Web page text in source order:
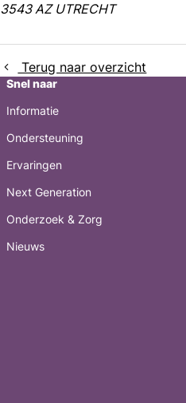
3543 AZ UTRECHT
Terug naar overzicht
Snel naar
Informatie
Ondersteuning
Ervaringen
Next Generation
Onderzoek & Zorg
Nieuws